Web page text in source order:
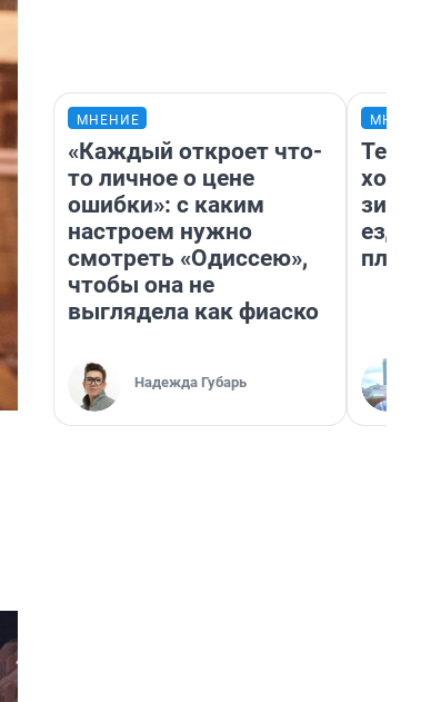
МНЕНИЕ
«Каждый откроет что-
то личное о цене
ошибки»: с каким
настроем нужно
смотреть «Одиссею»,
чтобы она не
выглядела как фиаско
Надежда Губарь
ездит